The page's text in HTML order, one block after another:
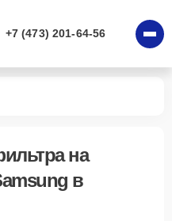
+7 (473) 201-64-56
на
в